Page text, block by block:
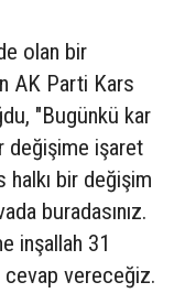
olan bir
AK Parti Kars
"Bugünkü kar
değişime işaret
bir değişim
buradasınız.
inşallah 31
cevap vereceğiz.